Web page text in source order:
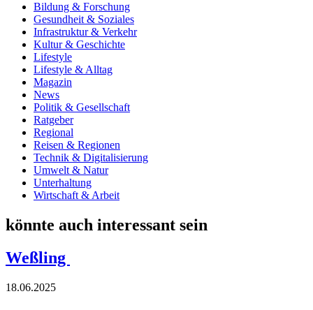
Bildung & Forschung
Gesundheit & Soziales
Infrastruktur & Verkehr
Kultur & Geschichte
Lifestyle
Lifestyle & Alltag
Magazin
News
Politik & Gesellschaft
Ratgeber
Regional
Reisen & Regionen
Technik & Digitalisierung
Umwelt & Natur
Unterhaltung
Wirtschaft & Arbeit
könnte auch interessant sein
Weßling
18.06.2025